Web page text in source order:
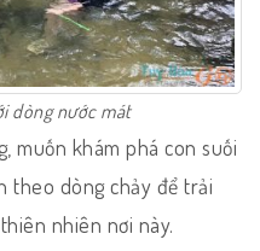
dòng nước mát
muốn khám phá con suối
theo dòng chảy để trải
nhiên nơi này.